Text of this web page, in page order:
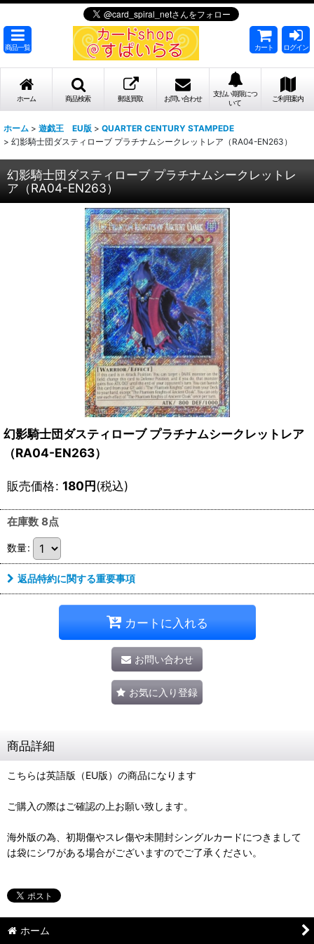
商品一覧 カート ログイン
ホーム 商品検索 郵送買取 お問い合わせ
支払い期限につ
いて
ご利用案内
ホーム > 遊戯王 EU版 > QUARTER CENTURY STAMPEDE
> 幻影騎士団ダスティローブ プラチナムシークレットレア（RA04-EN263）
幻影騎士団ダスティローブ プラチナムシークレットレ
ア（RA04-EN263）
幻影騎士団ダスティローブ プラチナムシークレットレア
（RA04-EN263）
販売価格: 180円(税込)
在庫数 8点
数量:
返品特約に関する重要事項
カートに入れる
お問い合わせ
お気に入り登録
商品詳細
こちらは英語版（EU版）の商品になります
ご購入の際はご確認の上お願い致します。
海外版の為、初期傷やスレ傷や未開封シングルカードにつきまして
は袋にシワがある場合がございますのでご了承ください。
ホーム